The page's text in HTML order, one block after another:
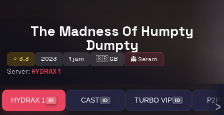
The Madness Of Humpty
Dumpty
⭐ 3.3 2023 1 jam 🇬🇧 GB 👻 Seram
Server: HYDRAX 1
HYDRAX 1 ID CAST ID TURBO VIP ID P2P
›